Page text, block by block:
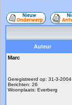
Auteur
Marc
Geregistreerd op: 31-3-2004
Berichten: 26
Woonplaats: Everberg